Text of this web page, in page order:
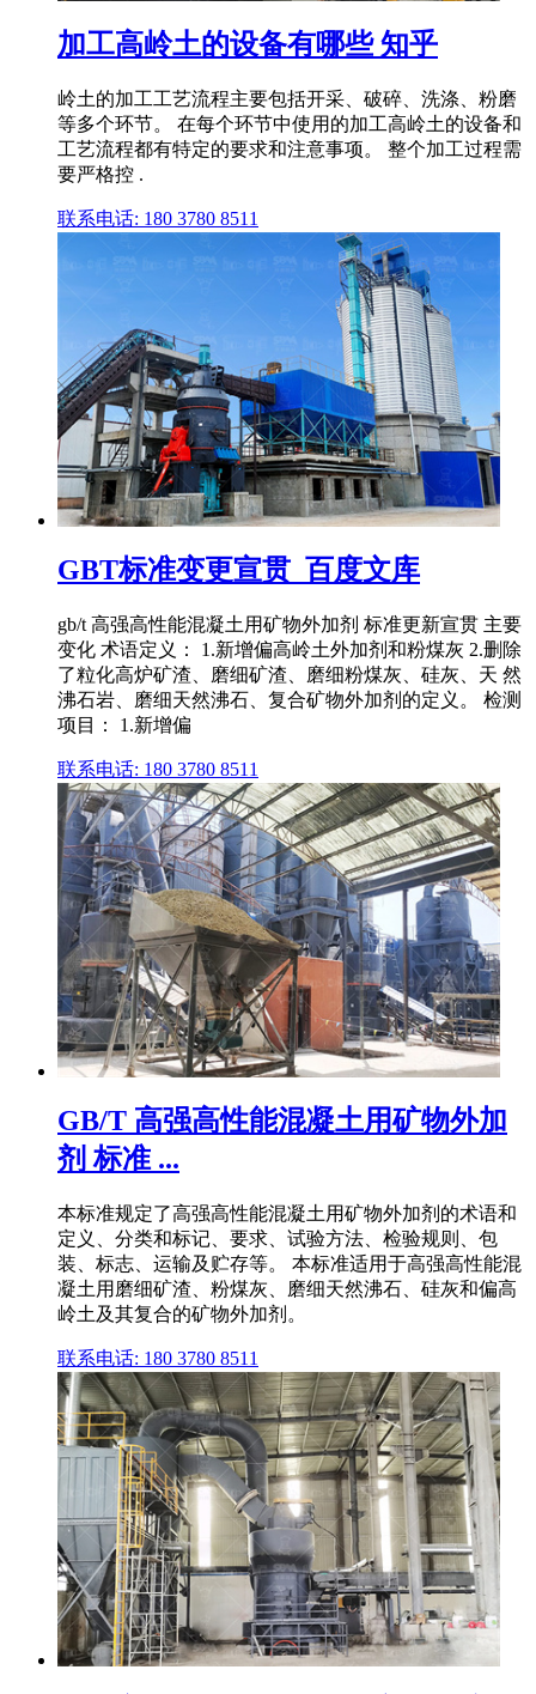
加工高岭土的设备有哪些 知乎
岭土的加工工艺流程主要包括开采、破碎、洗涤、粉磨
等多个环节。 在每个环节中使用的加工高岭土的设备和
工艺流程都有特定的要求和注意事项。 整个加工过程需
要严格控 .
联系电话: 180 3780 8511
GBT标准变更宣贯_百度文库
gb/t 高强高性能混凝土用矿物外加剂 标准更新宣贯 主要
变化 术语定义： 1.新增偏高岭土外加剂和粉煤灰 2.删除
了粒化高炉矿渣、磨细矿渣、磨细粉煤灰、硅灰、天 然
沸石岩、磨细天然沸石、复合矿物外加剂的定义。 检测
项目： 1.新增偏
联系电话: 180 3780 8511
GB/T 高强高性能混凝土用矿物外加
剂 标准 ...
本标准规定了高强高性能混凝土用矿物外加剂的术语和
定义、分类和标记、要求、试验方法、检验规则、包
装、标志、运输及贮存等。 本标准适用于高强高性能混
凝土用磨细矿渣、粉煤灰、磨细天然沸石、硅灰和偏高
岭土及其复合的矿物外加剂。
联系电话: 180 3780 8511